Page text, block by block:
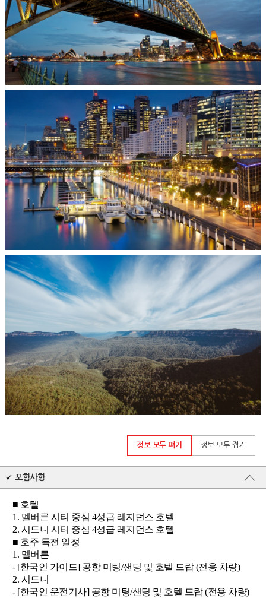
정보 모두 접기
정보 모두 펴기
포함사항
■ 호텔
1. 멜버른 시티 중심 4성급 레지던스 호텔
2. 시드니 시티 중심 4성급 레지던스 호텔
■ 호주 특전 일정
1. 멜버른
- [한국인 가이드] 공항 미팅/샌딩 및 호텔 드랍 (전용 차량)
2. 시드니
- [한국인 운전기사] 공항 미팅/샌딩 및 호텔 드랍 (전용 차량)